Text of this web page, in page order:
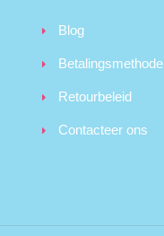
Blog
Betalingsmethode
Retourbeleid
Contacteer ons